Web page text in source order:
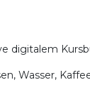
digitalem
Wasser,